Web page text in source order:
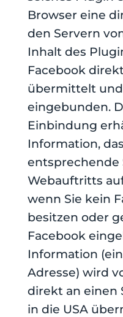
Browser eine
den Servern
Inhalt des
Facebook
übermittelt
eingebunden.
Einbindung
Information,
entsprechende
Webauftritts
wenn Sie kein
besitzen oder
Facebook
Information
Adresse) wird
direkt an einen
in die USA